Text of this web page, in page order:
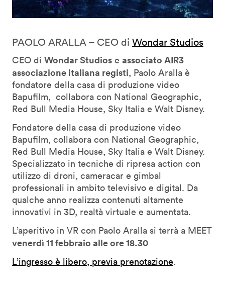
PAOLO ARALLA – CEO di Wondar Studios
CEO di Wondar Studios e associato AIR3
associazione italiana registi, Paolo Aralla è
fondatore della casa di produzione video
Bapufilm, collabora con National Geographic,
Red Bull Media House, Sky Italia e Walt Disney.
Fondatore della casa di produzione video
Bapufilm, collabora con National Geographic,
Red Bull Media House, Sky Italia e Walt Disney.
Specializzato in tecniche di ripresa action con
utilizzo di droni, cameracar e gimbal
professionali in ambito televisivo e digital. Da
qualche anno realizza contenuti altamente
innovativi in 3D, realtà virtuale e aumentata.
L’aperitivo in VR con Paolo Aralla si terrà a MEET
venerdì 11 febbraio alle ore 18.30
L’ingresso è libero, previa prenotazione.